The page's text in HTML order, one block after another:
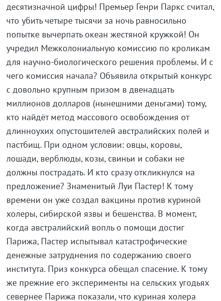
десятизначной цифры! Премьер Генри Паркс считал,
что убить четыре тысячи за ночь равносильно
попытке вычерпать океан жестяной кружкой! Он
учредил Межколониальную комиссию по кроликам
для научно-биологического решения проблемы. И с
чего комиссия начала? Объявила открытый конкурс
с довольно крупным призом в двенадцать
миллионов долларов (нынешними деньгами) тому,
кто найдёт метод массового освобождения от
длинноухих опустошителей австралийских полей и
пастбищ. При одном условии: овцы, коровы,
лошади, верблюды, козы, свиньи и собаки не
должны пострадать. И кто сразу откликнулся на
предложение? Знаменитый Луи Пастер! К тому
времени он уже создал вакцины против куриной
холеры, сибирской язвы и бешенства. В момент,
когда австралийский вопль о помощи достиг
Парижа, Пастер испытывал катастрофические
денежные затруднения по содержанию своего
института. Приз конкурса обещал спасение. К тому
же прежние его эксперименты на сельских угодьях
севернее Парижа показали, что куриная холера